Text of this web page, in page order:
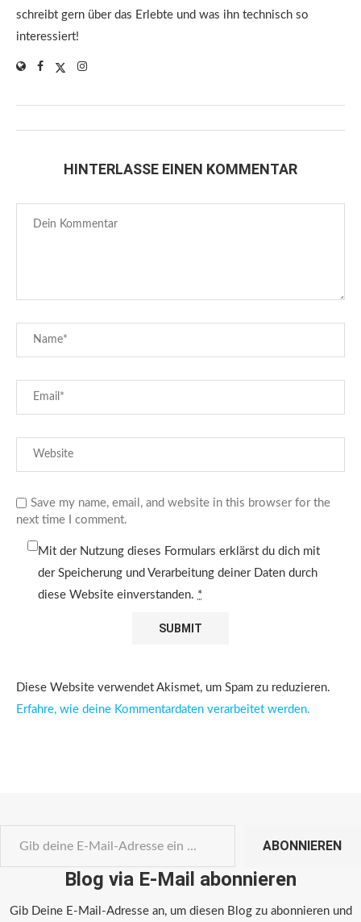
schreibt gern über das Erlebte und was ihn technisch so
interessiert!
HINTERLASSE EINEN KOMMENTAR
Save my name, email, and website in this browser for the
next time I comment.
Mit der Nutzung dieses Formulars erklärst du dich mit
der Speicherung und Verarbeitung deiner Daten durch
diese Website einverstanden. *
Diese Website verwendet Akismet, um Spam zu reduzieren.
Erfahre, wie deine Kommentardaten verarbeitet werden.
ABONNIEREN
Blog via E-Mail abonnieren
Gib Deine E-Mail-Adresse an, um diesen Blog zu abonnieren und